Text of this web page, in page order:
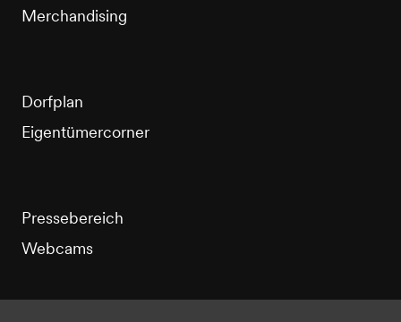
Merchandising
Dorfplan
Eigentümercorner
Pressebereich
Webcams